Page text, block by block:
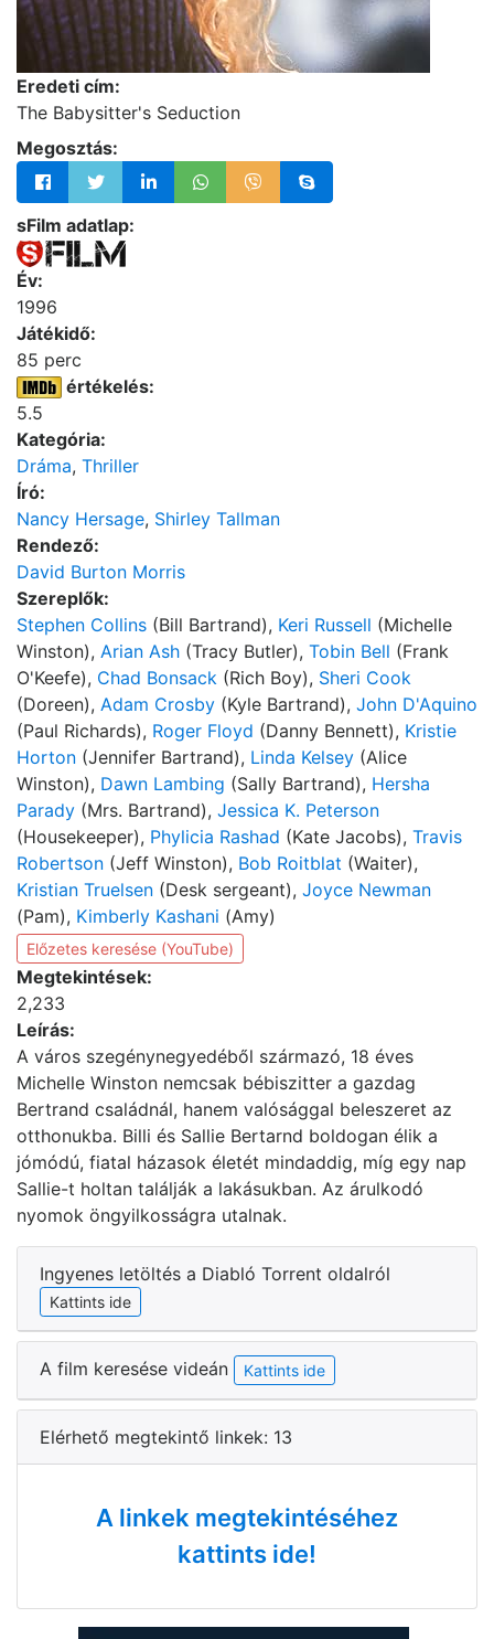
Eredeti cím:
The Babysitter's Seduction
Megosztás:
sFilm adatlap:
Év:
1996
Játékidő:
85 perc
értékelés:
5.5
Kategória:
Dráma, Thriller
Író:
Nancy Hersage, Shirley Tallman
Rendező:
David Burton Morris
Szereplők:
Stephen Collins (Bill Bartrand), Keri Russell (Michelle
Winston), Arian Ash (Tracy Butler), Tobin Bell (Frank
O'Keefe), Chad Bonsack (Rich Boy), Sheri Cook
(Doreen), Adam Crosby (Kyle Bartrand), John D'Aquino
(Paul Richards), Roger Floyd (Danny Bennett), Kristie
Horton (Jennifer Bartrand), Linda Kelsey (Alice
Winston), Dawn Lambing (Sally Bartrand), Hersha
Parady (Mrs. Bartrand), Jessica K. Peterson
(Housekeeper), Phylicia Rashad (Kate Jacobs), Travis
Robertson (Jeff Winston), Bob Roitblat (Waiter),
Kristian Truelsen (Desk sergeant), Joyce Newman
(Pam), Kimberly Kashani (Amy)
Előzetes keresése (YouTube)
Megtekintések:
2,233
Leírás:
A város szegénynegyedéből származó, 18 éves
Michelle Winston nemcsak bébiszitter a gazdag
Bertrand családnál, hanem valósággal beleszeret az
otthonukba. Billi és Sallie Bertarnd boldogan élik a
jómódú, fiatal házasok életét mindaddig, míg egy nap
Sallie-t holtan találják a lakásukban. Az árulkodó
nyomok öngyilkosságra utalnak.
Ingyenes letöltés a Diabló Torrent oldalról
Kattints ide
A film keresése videán Kattints ide
Elérhető megtekintő linkek: 13
A linkek megtekintéséhez
kattints ide!